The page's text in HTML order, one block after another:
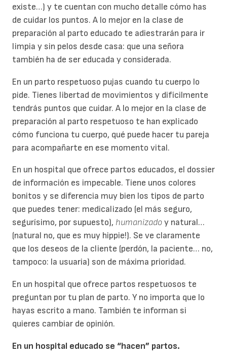
existe…) y te cuentan con mucho detalle cómo has
de cuidar los puntos. A lo mejor en la clase de
preparación al parto educado te adiestrarán para ir
limpia y sin pelos desde casa: que una señora
también ha de ser educada y considerada.
En un parto respetuoso pujas cuando tu cuerpo lo
pide. Tienes libertad de movimientos y difícilmente
tendrás puntos que cuidar. A lo mejor en la clase de
preparación al parto respetuoso te han explicado
cómo funciona tu cuerpo, qué puede hacer tu pareja
para acompañarte en ese momento vital.
En un hospital que ofrece partos educados, el dossier
de información es impecable. Tiene unos colores
bonitos y se diferencia muy bien los tipos de parto
que puedes tener: medicalizado (el más seguro,
segurísimo, por supuesto), humanizadoy natural…
(natural no, que es muy hippie!). Se ve claramente
que los deseos de la cliente (perdón, la paciente… no,
tampoco: la usuaria) son de máxima prioridad.
En un hospital que ofrece partos respetuosos te
preguntan por tu plan de parto. Y no importa que lo
hayas escrito a mano. También te informan si
quieres cambiar de opinión.
En un hospital educado se “hacen” partos.